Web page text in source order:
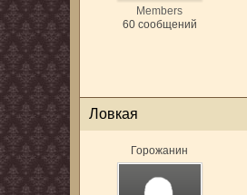
Members
60 сообщений
Ловкая
Горожанин